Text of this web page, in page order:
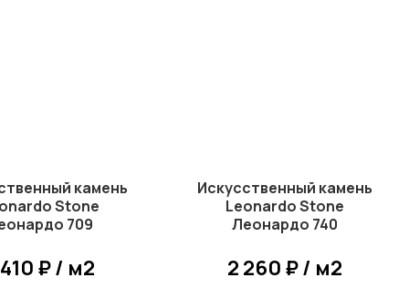
камень
Stone
709
₽ / м2
Искусственный камень
Leonardo Stone
Леонардо 740
2 260 ₽ / м2